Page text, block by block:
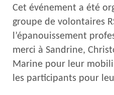
Cet événement a été
groupe de volontaires
l’épanouissement
merci à Sandrine,
Marine pour leur
les participants pour